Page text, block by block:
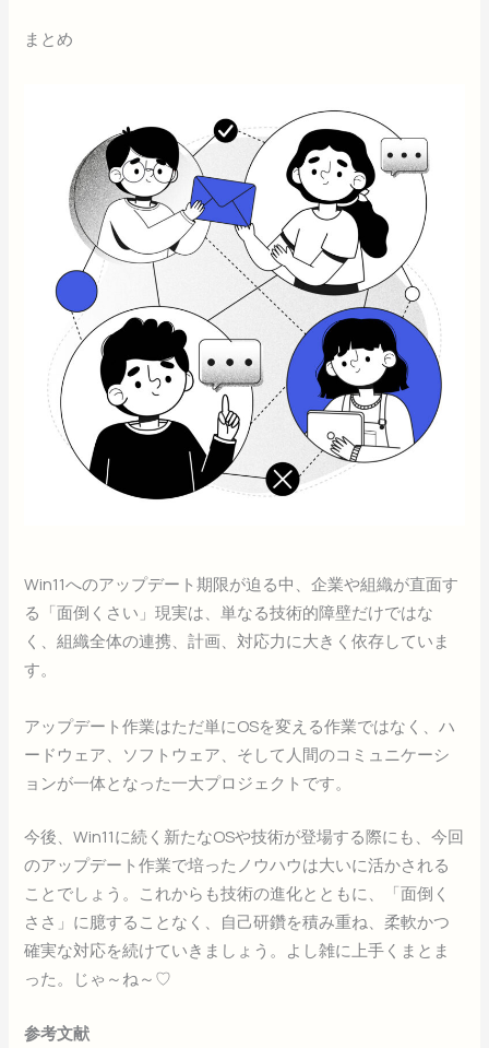
まとめ
Win11へのアップデート期限が迫る中、企業や組織が直面す
る「面倒くさい」現実は、単なる技術的障壁だけではな
く、組織全体の連携、計画、対応力に大きく依存していま
す。
アップデート作業はただ単にOSを変える作業ではなく、ハ
ードウェア、ソフトウェア、そして人間のコミュニケーシ
ョンが一体となった一大プロジェクトです。
今後、Win11に続く新たなOSや技術が登場する際にも、今回
のアップデート作業で培ったノウハウは大いに活かされる
ことでしょう。これからも技術の進化とともに、「面倒く
ささ」に臆することなく、自己研鑽を積み重ね、柔軟かつ
確実な対応を続けていきましょう。よし雑に上手くまとま
った。じゃ～ね～♡
参考文献